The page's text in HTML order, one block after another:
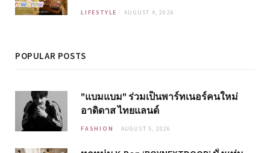
LIFESTYLE AUGUST 4, 2026
POPULAR POSTS
"แบมแบม" ร่วมเป็นพาร์ทเนอร์คนใหม่
อาดิดาส ไทยแลนด์
FASHION AUGUST 5, 2026